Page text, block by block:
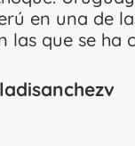
en una de
las que se ha